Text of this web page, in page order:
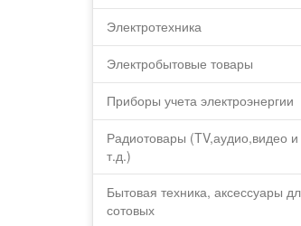
Электротехника
Электробытовые товары
Приборы учета электроэнергии
Радиотовары (TV,аудио,видео и
т.д.)
Бытовая техника, аксессуары
сотовых